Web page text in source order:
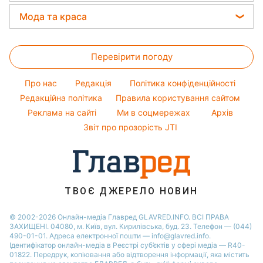
Максим Галкін
Настя Каменських
Віталій Козловський
Новини Тернополя
Новини Харкова
Новини Житомира
Новини Полтави
Новини Одеси
Новини Сум
Новини Черкаси
Закуски
Грошова допомога
Тарифи
Курс валют
Прогноз погоди
Магнітні бурі
Погода на сьогодні
Погода на завтра
Пилова буря
Мода та краса
Фарбування волосся
Гарний манікюр
Модні помилки
Новини моди
Поради від Андре Тана
Перевірити погоду
Про нас Редакція
Політика конфіденційності
Редакційна політика
Правила користування сайтом
Реклама на сайті
Ми в соцмережах
Архів
Звіт про прозорість JTI
ТВОЄ ДЖЕРЕЛО НОВИН
© 2002-2026 Онлайн-медіа Главред GLAVRED.INFO. ВСІ ПРАВА
ЗАХИЩЕНІ. 04080, м. Київ, вул. Кирилівська, буд. 23. Телефон — (044)
490-01-01. Адреса електронної пошти — info@glavred.info.
Ідентифікатор онлайн-медіа в Реєстрі суб’єктів у сфері медіа — R40-
01822. Передрук, копіювання або відтворення інформації, яка містить